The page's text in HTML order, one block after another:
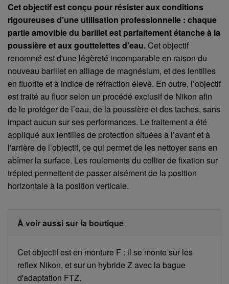
Cet objectif est conçu pour résister aux conditions
rigoureuses d’une utilisation professionnelle : chaque
partie amovible du barillet est parfaitement étanche à la
poussière et aux gouttelettes d'eau. Cet objectif
renommé est d'une légèreté incomparable en raison du
nouveau barillet en alliage de magnésium, et des lentilles
en fluorite et à indice de réfraction élevé. En outre, l’objectif
est traité au fluor selon un procédé exclusif de Nikon afin
de le protéger de l’eau, de la poussière et des taches, sans
impact aucun sur ses performances. Le traitement a été
appliqué aux lentilles de protection situées à l’avant et à
l'arrière de l’objectif, ce qui permet de les nettoyer sans en
abîmer la surface. Les roulements du collier de fixation sur
trépied permettent de passer aisément de la position
horizontale à la position verticale.
À voir aussi sur la boutique
Cet objectif est en monture F : il se monte sur les
reflex Nikon, et sur un hybride Z avec la bague
d'adaptation FTZ.